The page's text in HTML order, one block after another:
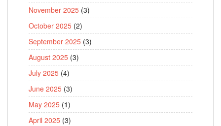
November 2025 (3)
October 2025 (2)
September 2025 (3)
August 2025 (3)
July 2025 (4)
June 2025 (3)
May 2025 (1)
April 2025 (3)